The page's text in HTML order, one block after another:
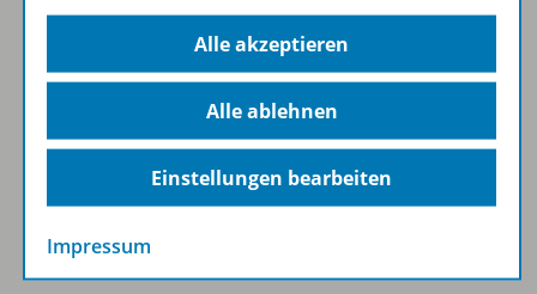
Zum Newsletter anmelden
Folgen Sie uns auf Social Media
Alle akzeptieren
Alle ablehnen
Einstellungen bearbeiten
Impressum